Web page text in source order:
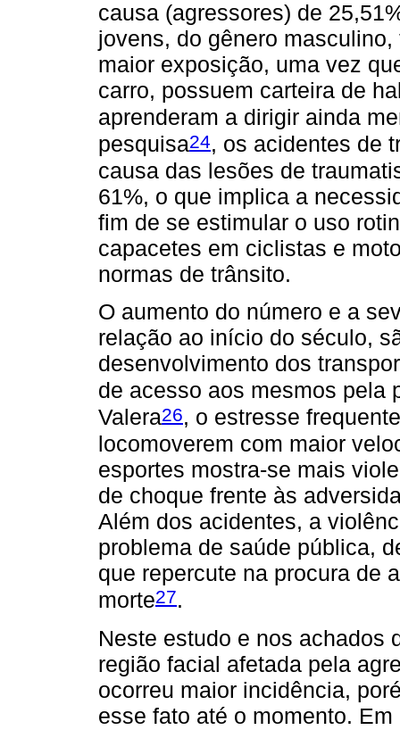
causa (agressores) de
jovens, do gênero
maior exposição, uma vez
carro, possuem carteira de
aprenderam a dirigir ainda
pesquisa24, os acidentes de
causa das lesões de
61%, o que implica a
fim de se estimular o uso
capacetes em ciclistas e
normas de trânsito.
O aumento do número e a
relação ao início do século,
desenvolvimento dos
de acesso aos mesmos pela
Valera26, o estresse
locomoverem com maior
esportes mostra-se mais
de choque frente às
Além dos acidentes, a
problema de saúde pública,
que repercute na procura de
morte27.
Neste estudo e nos achados
região facial afetada pela
ocorreu maior incidência,
esse fato até o momento.